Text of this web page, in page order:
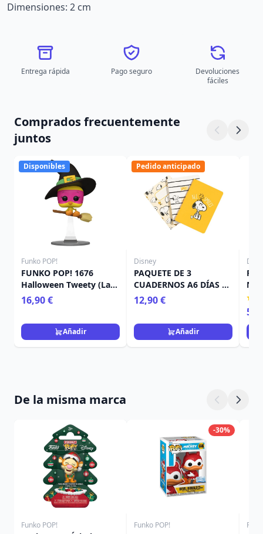
Dimensiones: 2 cm
Entrega rápida Pago seguro
Devoluciones
fáciles
Comprados frecuentemente
juntos
Disponibles
Funko POP!
FUNKO POP! 1676
Halloween Tweety (La
Bruja) - Looney Tunes
16,90 €
Añadir
Pedido anticipado
Disney
PAQUETE DE 3
CUADERNOS A6 DÍAS DE
PEREZA - PEANUTS
12,90 €
Añadir
De la misma marca
Funko POP!
-30%
Funko POP!